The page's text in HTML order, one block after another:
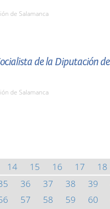
de Salamanca
de la Diputación de
de Salamanca
14 15 16 17 18
36 37 38 39
57 58 59 60